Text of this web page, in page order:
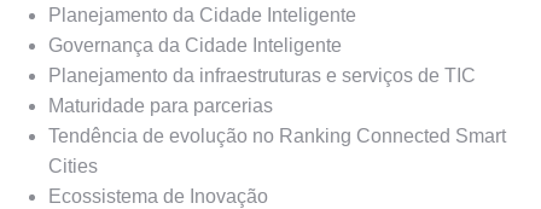
Planejamento da Cidade Inteligente
Governança da Cidade Inteligente
Planejamento da infraestruturas e serviços de TIC
Maturidade para parcerias
Tendência de evolução no Ranking Connected Smart
Cities
Ecossistema de Inovação